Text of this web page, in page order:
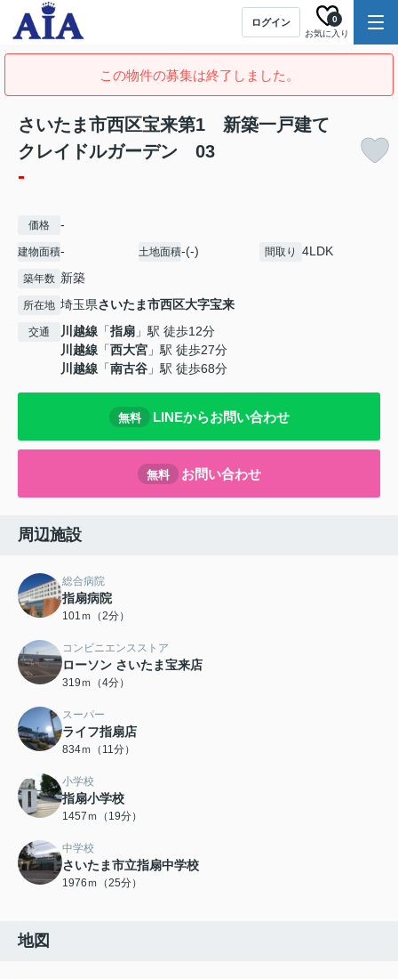
ログイン
お気に入り
0
この物件の募集は終了しました。
さいたま市西区宝来第1 新築一戸建て
クレイドルガーデン 03
-
価格 -
建物面積- 土地面積-(-) 間取り 4LDK
築年数 新築
所在地 埼玉県さいたま市西区大字宝来
交通 川越線 「指扇 」駅 徒歩12分
川越線 「西大宮 」駅 徒歩27分
川越線 「南古谷 」駅 徒歩68分
無料 LINEからお問い合わせ
無料 お問い合わせ
周辺施設
総合病院
指扇病院
101ｍ（2分）
コンビニエンスストア
ローソン さいたま宝来店
319ｍ（4分）
スーパー
ライフ指扇店
834ｍ（11分）
小学校
指扇小学校
1457ｍ（19分）
中学校
さいたま市立指扇中学校
1976ｍ（25分）
地図